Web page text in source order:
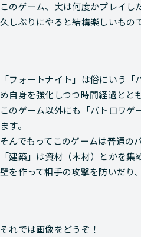
このゲーム、実は何度かプレイし
久しぶりにやると結構楽しいもの
「フォートナイト」は俗にいう
め自身を強化しつつ時間経過とと
このゲーム以外にも「バトロワゲ
ます。
そんでもってこのゲームは普通の
「建築」は資材（木材）とかを
壁を作って相手の攻撃を防いだり
それでは画像をどうぞ！